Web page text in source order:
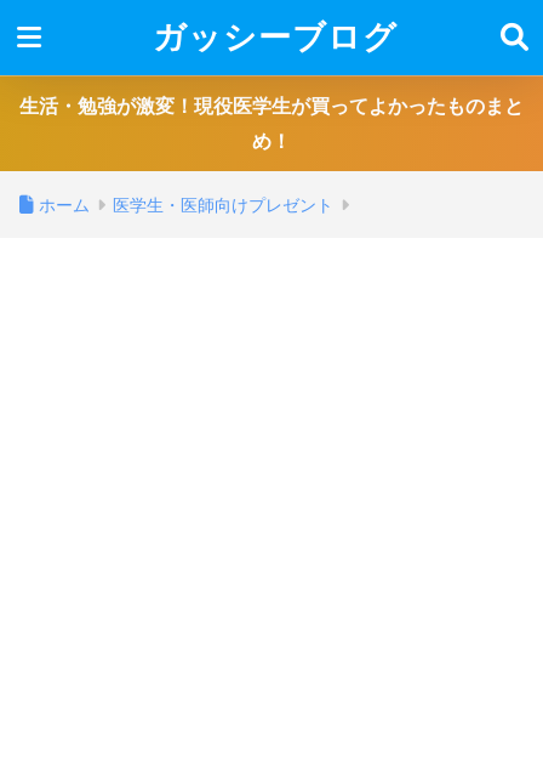
ガッシーブログ
生活・勉強が激変！現役医学生が買ってよかったものまと
め！
ホーム 医学生・医師向けプレゼント